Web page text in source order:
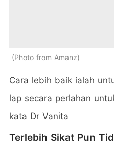
Photo from Amanz
Cara lebih baik ialah
lap secara perlahan
kata Dr Vanita
Terlebih Sikat Pun